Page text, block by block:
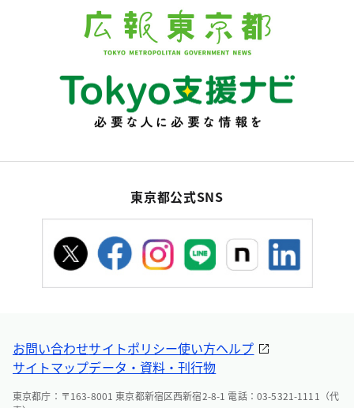
東京都公式SNS
お問い合わせサイトポリシー使い方ヘルプ
サイトマップデータ・資料・刊行物
東京都庁：〒163-8001 東京都新宿区西新宿2-8-1 電話：03-5321-1111（代